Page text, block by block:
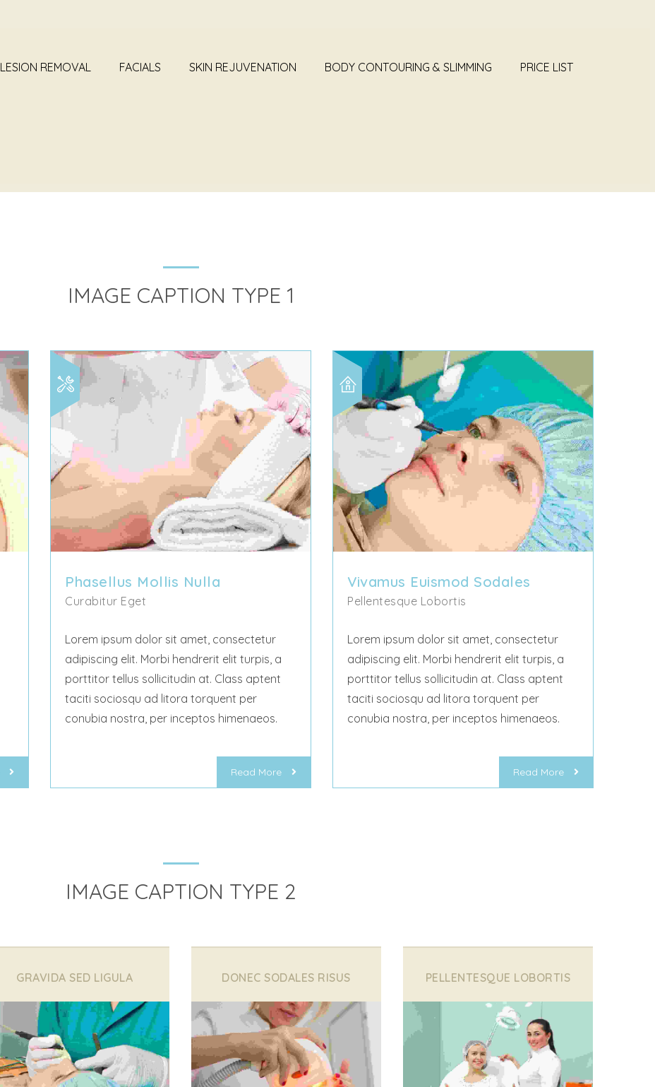
LESION REMOVAL FACIALS SKIN REJUVENATION BODY CONTOURING & SLIMMING PRICE LIST
IMAGE CAPTION TYPE 1
Phasellus Mollis Nulla
Curabitur Eget
Lorem ipsum dolor sit amet, consectetur
adipiscing elit. Morbi hendrerit elit turpis, a
porttitor tellus sollicitudin at. Class aptent
taciti sociosqu ad litora torquent per
conubia nostra, per inceptos himenaeos.
Read More
Vivamus Euismod Sodales
Pellentesque Lobortis
Lorem ipsum dolor sit amet, consectetur
adipiscing elit. Morbi hendrerit elit turpis, a
porttitor tellus sollicitudin at. Class aptent
taciti sociosqu ad litora torquent per
conubia nostra, per inceptos himenaeos.
Read More
IMAGE CAPTION TYPE 2
GRAVIDA SED LIGULA DONEC SODALES RISUS PELLENTESQUE LOBORTIS